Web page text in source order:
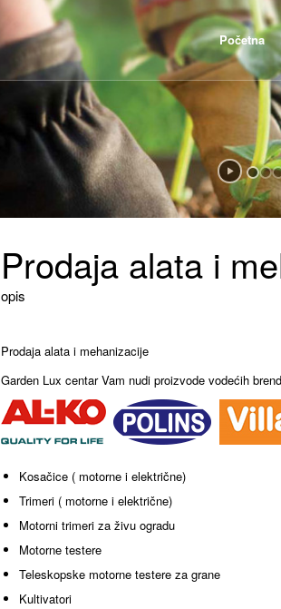
Početna
Prodaja alata i
opis
Prodaja alata i mehanizacije
Garden Lux centar Vam nudi proizvode vodećih
Kosačice ( motorne i električne)
Trimeri ( motorne i električne)
Motorni trimeri za živu ogradu
Motorne testere
Teleskopske motorne testere za grane
Kultivatori